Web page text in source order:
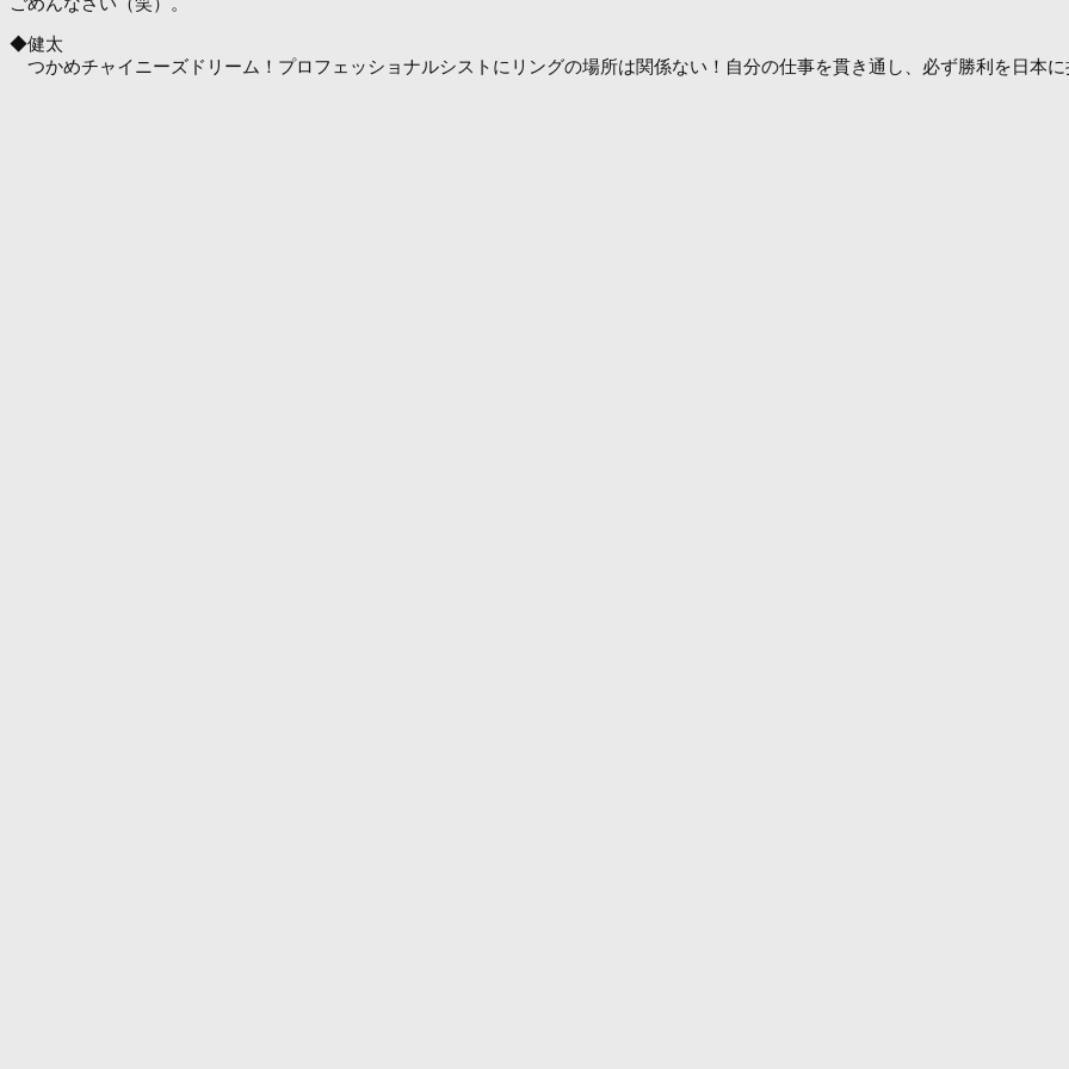
◆健太
つかめチャイニーズドリーム！プロフェッショナルシストにリングの場所は関係ない！自分の仕事を貫き通し、必ず勝利を日本に